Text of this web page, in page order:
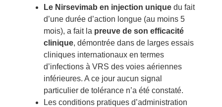
Le Nirsevimab en injection unique du fait
d’une durée d’action longue (au moins 5
mois), a fait la preuve de son efficacité
clinique, démontrée dans de larges essais
cliniques internationaux en termes
d’infections à VRS des voies aériennes
inférieures. A ce jour aucun signal
particulier de tolérance n’a été constaté.
Les conditions pratiques d’administration